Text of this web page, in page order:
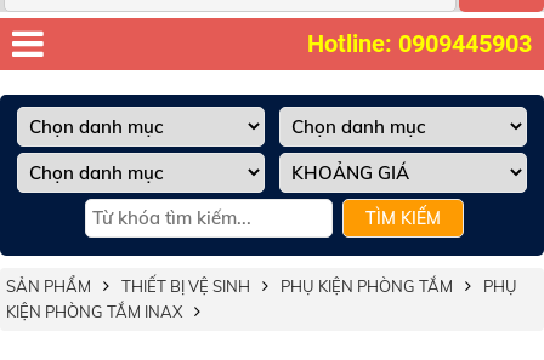
Hotline: 0909445903
TÌM KIẾM
SẢN PHẨM THIẾT BỊ VỆ SINH PHỤ KIỆN PHÒNG TẮM
PHỤ
KIỆN PHÒNG TẮM INAX